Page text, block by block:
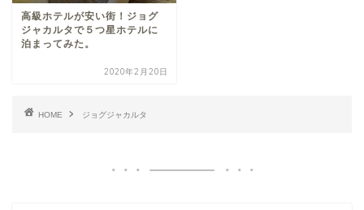
高級ホテルが安い街！ジョグ
ジャカルタで５つ星ホテルに
泊まってみた。
2020年2月20日
HOME ジョグジャカルタ